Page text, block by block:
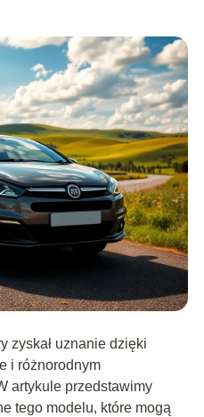
zyskał uznanie dzięki
i różnorodnym
artykule przedstawimy
tego modelu, które mogą